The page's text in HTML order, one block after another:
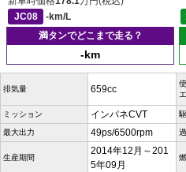
JC08
-km/L
満タンでどこまで走る？
-km
排気量 659cc
ミッション インパネCVT
最大出力 49ps/6500rpm
生産期間
2014年12月～201
5年09月